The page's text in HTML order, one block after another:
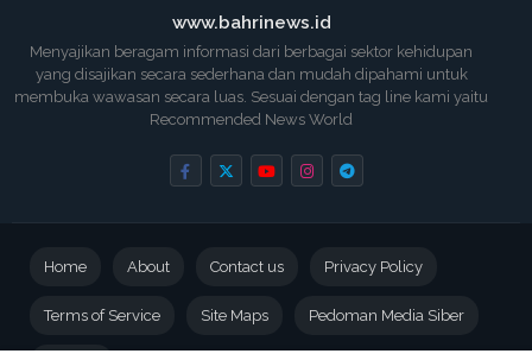
www.bahrinews.id
Menyajikan beragam informasi dari berbagai sektor kehidupan
yang disajikan secara sederhana dan mudah dipahami untuk
membuka wawasan secara luas. Sesuai dengan tag line kami yaitu
Recommended News World
Home About Contact us Privacy Policy
Terms of Service Site Maps Pedoman Media Siber